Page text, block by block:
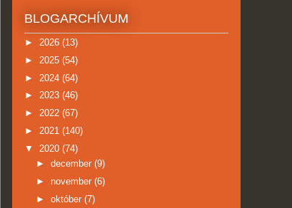
BLOGARCHÍVUM
► 2026 (13)
► 2025 (54)
► 2024 (64)
► 2023 (46)
► 2022 (67)
► 2021 (140)
▼ 2020 (74)
► december (9)
► november (6)
► október (7)